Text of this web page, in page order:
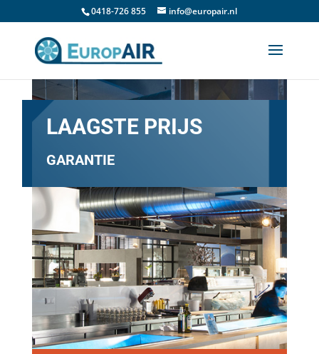
0418-726 855 info@europair.nl
LAAGSTE PRIJS
GARANTIE